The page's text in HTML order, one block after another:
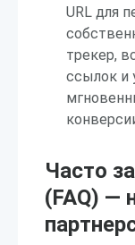
URL для
трекер,
ссылок и
Часто
(FAQ) —